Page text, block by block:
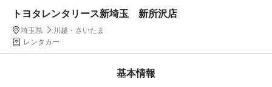
トヨタレンタリース新埼玉 新所沢店
埼玉県
川越・さいたま
レンタカー
基本情報